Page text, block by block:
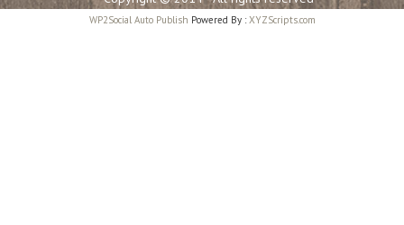
WP2Social Auto Publish Powered By :XYZScripts.com